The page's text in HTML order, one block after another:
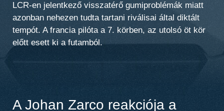
LCR-en jelentkező visszatérő gumiproblémák miatt
azonban nehezen tudta tartani riválisai által diktált
tempót. A francia pilóta a 7. körben, az utolsó öt kör
előtt esett ki a futamból.
A Johan Zarco reakciója a